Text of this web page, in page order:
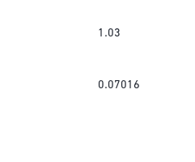
1.03
0.07016